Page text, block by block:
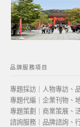
品牌服務項目
專題採訪｜人物專訪、
專題代編｜企業刊物、
專題策劃｜商業策展、
諮詢服務｜品牌諮詢、